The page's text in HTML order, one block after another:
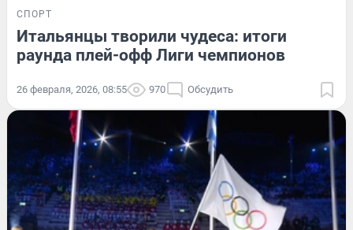
СПОРТ
Итальянцы творили чудеса: итоги
раунда плей-офф Лиги чемпионов
26 февраля, 2026, 08:55 970 Обсудить